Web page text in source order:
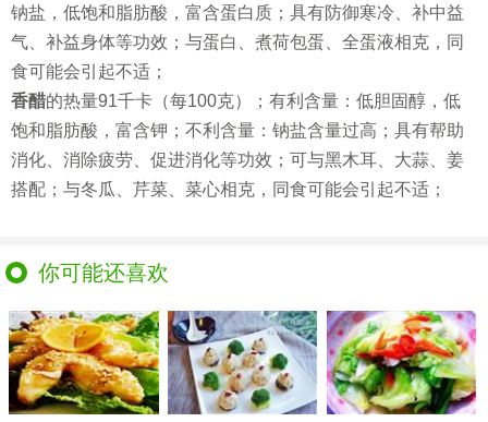
钠盐，低饱和脂肪酸，富含蛋白质；具有防御寒冷、补中益
气、补益身体等功效；与蛋白、煮荷包蛋、全蛋液相克，同
食可能会引起不适；
香醋的热量91千卡（每100克）；有利含量：低胆固醇，低
饱和脂肪酸，富含钾；不利含量：钠盐含量过高；具有帮助
消化、消除疲劳、促进消化等功效；可与黑木耳、大蒜、姜
搭配；与冬瓜、芹菜、菜心相克，同食可能会引起不适；
你可能还喜欢